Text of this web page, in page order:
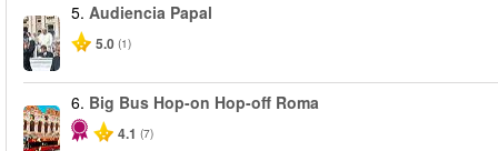
5. Audiencia Papal
5.0 (1)
6. Big Bus Hop-on Hop-off Roma
4.1 (7)